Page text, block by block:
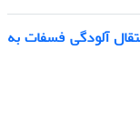
آلودگی فسفات به